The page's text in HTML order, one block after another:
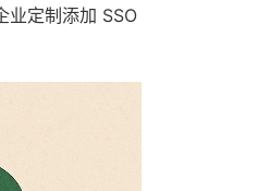
业定制添加 SSO